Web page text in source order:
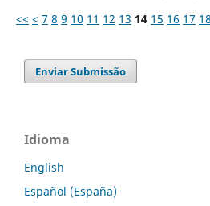
<< < 7 8 9 10 11 12 13 14 15 16 17 18
Enviar Submissão
Idioma
English
Español (España)